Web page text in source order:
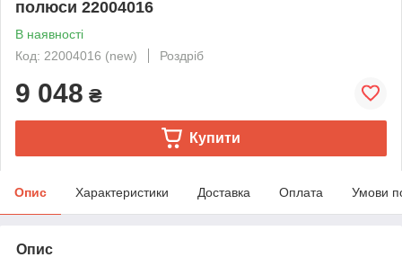
полюси 22004016
В наявності
Код: 22004016 (new)
Роздріб
9 048 ₴
Купити
Опис Характеристики Доставка Оплата Умови
Опис